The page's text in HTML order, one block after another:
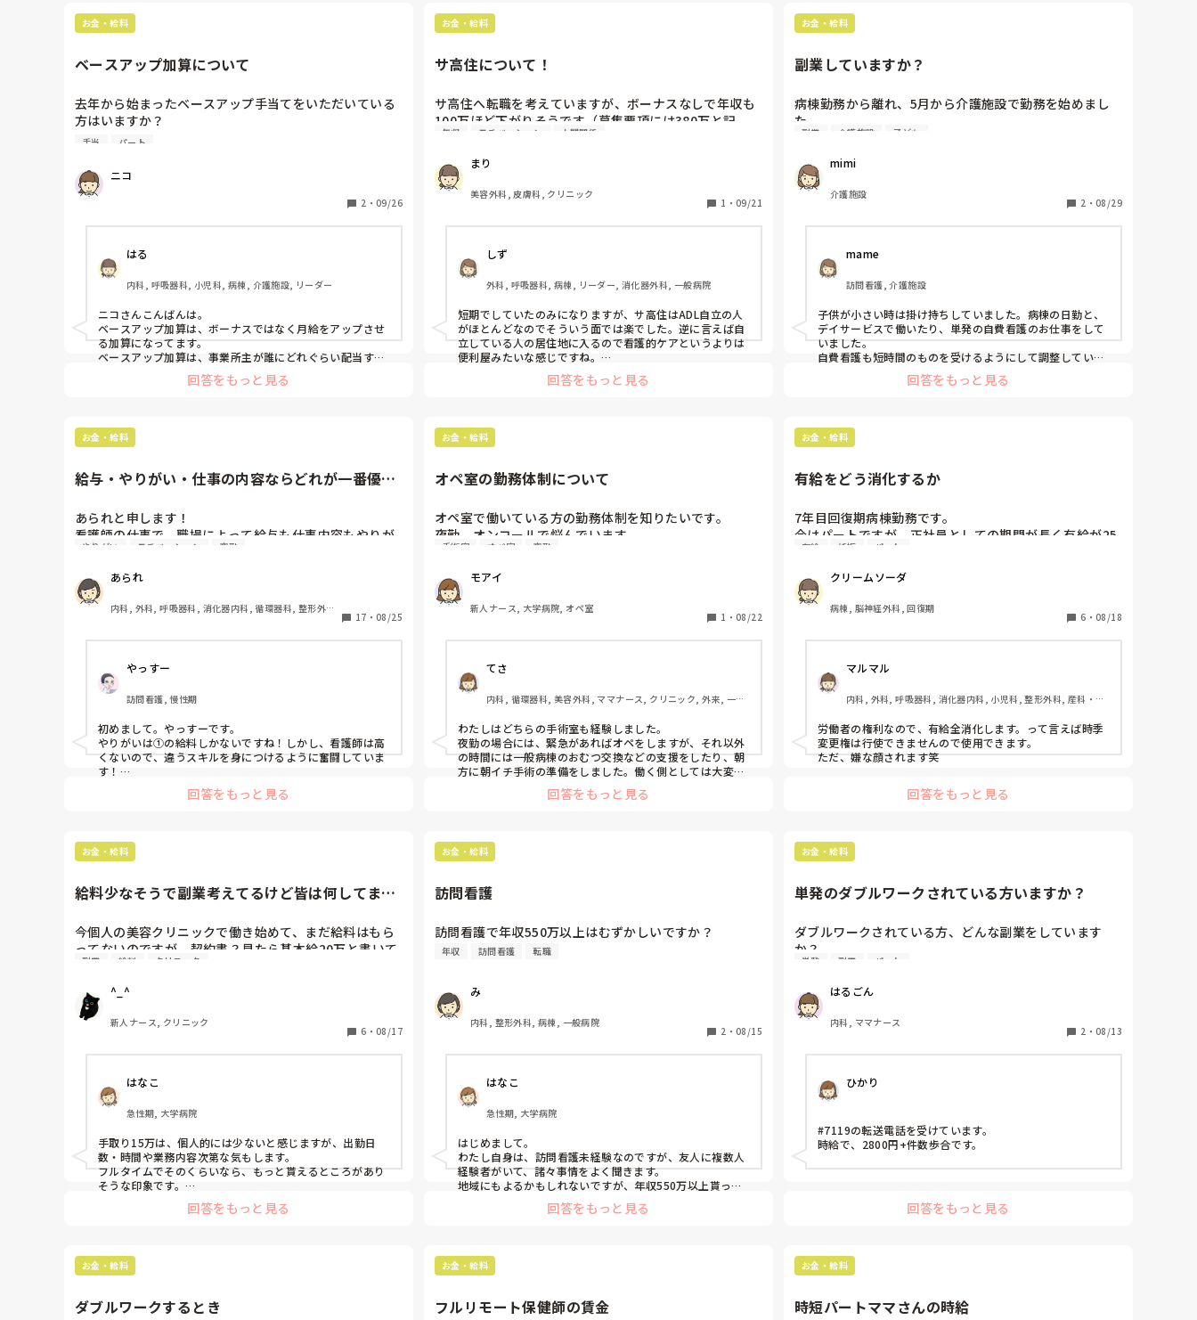
なので再度、契約書を読み直したところ
上記の内容で、正しくはないと思いながらもAIにも
出ました
たしかに、個々の契約だし、准看と正看を通算してとも
書いてないし
准看分を返還してから、正看分の返還開始になるとも記
そういう考えもあるんだな、と思うと同時に
どの解釈が正しいんだろうと、ふと思いました
事務所や看護部長に確認するのが1番とは分かっている
んですが
先日、看護部長との面談の際にそれとなく聞いてみたと
ころ「私たちは分からない」と言われ、どこに確認した
らいいのかと聞いても曖昧に濁され教えてくれませんで
そのような中で事務所に直接問い合わせて、不利益が出
ても嫌なので、一旦色んな方にお話を聞けたらと思いま
した
むしろ看護部長、師長に聞く方が御礼奉公終わったら辞め
るつもりな感じがして微妙かと。
能性もあります。
契約元の事務方に契約書持参してきいて下さい。もし途中
て確認して可能なら書面で返答をいただいて下さい。
大事な事です。管轄が違うので確かめた事について同僚や
上司がしる事もないと思います。
お金・給料
ベースアップ加算について
去年から始まったベースアップ手当てをいただいている
方はいますか？
あった手当ては今年度2000円に減りました。
それと引き換えに事務さんの手当ては去年1000円、今年
正職員もパートも同じ額という悲しい感じです。
手当 パート
ニコ
2 ・ 09/26
はる
内科, 呼吸器科, 小児科, 病棟, 介護施設, リーダー
ニコさんこんばんは。
ベースアップ加算は、ボーナスではなく月給をアップさせ
る加算になってます。
ベースアップ加算は、事業所主が誰にどれぐらい配当する
か決めていきますので、4,000円だったのが2,000円に減
った背景を事業所主にお尋ねになっても良いと思います。
わったとか、去年と同じ様にして分けているが、看護師の
数が10人から15人に増えたから配当額が減ったとか、去年
配当していくなど、制度は一緒ですが誰にどのくらい配当
するかは事業所によって考え方が変わりますので、勤務先
回答をもっと見る
お金・給料
サ高住について！
サ高住へ転職を考えていますが、ボーナスなしで年収も
100万ほど下がりそうです（募集要項には380万と記
載）。
足度が知りたいです。
収入面、仕事の内容、どちらでも教えてください🙇‍♀️
年収 モチベーション 人間関係
まり
美容外科, 皮膚科, クリニック
1 ・ 09/21
しず
外科, 呼吸器科, 病棟, リーダー, 消化器外科, 一般病院
短期でしていたのみになりますが、サ高住はADL自立の人
がほとんどなのでそういう面では楽でした。逆に言えば自
立している人の居住地に入るので看護的ケアというよりは
便利屋みたいな感じですね。
給料面でしたら介護度高くはなりますが、入居料が高い有
料老人ホームが給料も高く利用者層もいいのでおすすめで
回答をもっと見る
お金・給料
副業していますか？
病棟勤務から離れ、5月から介護施設で勤務を始めまし
た。
子育て中ということもあり、日勤のみです。
をしながら副業されている方おられますか？
どういう副業をされているのか教えていただきたいで
副業 介護施設 子ども
mimi
介護施設
2 ・ 08/29
mame
訪問看護, 介護施設
子供が小さい時は掛け持ちしていました。病棟の日勤と、
デイサービスで働いたり、単発の自費看護のお仕事をして
いました。
自費看護も短時間のものを受けるようにして調整していま
なかなか良い経験になりましたよ。
回答をもっと見る
お金・給料
給与・やりがい・仕事の内容ならどれが一番優先
あられと申します！
看護師の仕事で、職場によって給与も仕事内容もやりが
いも違うと思いますが、皆さんの一番の優先は何です
①給与②やりがい③仕事の内容④その他
バランスが大事だと思うのですが、これが一番！という
のを教えてください。
やりがい モチベーション 夜勤
あられ
内科, 外科, 呼吸器科, 消化器内科, 循環器科, 整形外科,
終末期, 検診・健診
17 ・ 08/25
やっすー
訪問看護, 慢性期
初めまして。やっすーです。
やりがいは①の給料しかないですね！しかし、看護師は高
くないので、違うスキルを身につけるように奮闘していま
す！
色々な考え方があると思います！
回答をもっと見る
お金・給料
オペ室の勤務体制について
オペ室で働いている方の勤務体制を知りたいです。
夜勤、オンコールで悩んでいます。
夜勤の方は大変だけど、休みが確立しているところに魅
たらあったりするので悩んでいます。
手術室 オペ室 夜勤
モアイ
新人ナース, 大学病院, オペ室
1 ・ 08/22
てさ
内科, 循環器科, 美容外科, ママナース, クリニック, 外来, 一般
わたしはどちらの手術室も経験しました。
夜勤の場合には、緊急があればオペをしますが、それ以外
の時間には一般病棟のおむつ交換などの支援をしたり、朝
方に朝イチ手術の準備をしました。働く側としては大変で
したが、日勤になったときにはありがたいの一言でした。
オンコールは、呼ばれるかどうかのか緊張感はいつまでも
思いました。
回答をもっと見る
お金・給料
有給をどう消化するか
7年目回復期病棟勤務です。
今はパートですが、正社員としての期間が長く有給が25
日以上あります。
週に4回の勤務なので公休も週3回とかなりあります。
有給は月に1回ペースで消化しています。
年間でこの日は有休を取ろうと見通しを立てています
が、年度末までに10日ぐらいしか取らないことになりま
そうなると15日ほど余り、来年度は20日付与されるとな
ると全部で35日になってしまいます。
31歳で今後妊娠をする可能性があるのでそのタイミング
での退職となりそうですが退職時に20日間有給消化は現
有給 妊娠 パート
クリームソーダ
病棟, 脳神経外科, 回復期
6 ・ 08/18
マルマル
内科, 外科, 呼吸器科, 消化器内科, 小児科, 整形外科, 産科・婦
期, 超急性期, ICU, CCU, HCU, プリセプター, 病棟, リーダー,
神経内科, 脳神経外科, GCU, 消化器外科, 一般病院, 大学病院,
慢性期, 終末期, オペ室
労働者の権利なので、有給全消化します。って言えば時季
変更権は行使できませんので使用できます。
ただ、嫌な顔されます笑
回答をもっと見る
お金・給料
給料少なそうで副業考えてるけど皆は何してます
今個人の美容クリニックで働き始めて、まだ給料はもら
ってないのですが、契約書？見たら基本給20万と書いて
ました。
万まだ下がってるので驚きました。
基本給20万だと多分手取り15万ほどですよね。
少ないなと感じてるので、副業を考えてるのですが副業
してる方でなにされてますか？
教えてほしいです。
（同じ美容クリニック以外なら副業可）
あと、今のクリニックはキャンペーンだったりとかする
のですが、お客様の数が増えたりすればするほど給料も
上がるものなんですかね。
水曜日も休みになったのはどんな理由でそうなったのか
料少ないから悩みどころではあるよね、好きなことで楽
しくて勤めやすいところで働いてるからもやもやする〜
ちなみに、手取り15万ほどは皆さん的には少ないです
副業 給料 クリニック
^_^
新人ナース, クリニック
6 ・ 08/17
はなこ
急性期, 大学病院
手取り15万は、個人的には少ないと感じますが、出勤日
数・時間や業務内容次第な気もします。
フルタイムでそのくらいなら、もっと貰えるところがあり
そうな印象です。
副業ですが、インスタで美容医療を発信して、収益を得て
が。
有料記事にすれば、少しずつでもお金になります。
回答をもっと見る
お金・給料
訪問看護
訪問看護で年収550万以上はむずかしいですか？
年収 訪問看護 転職
み
内科, 整形外科, 病棟, 一般病院
2 ・ 08/15
はなこ
急性期, 大学病院
はじめまして。
わたし自身は、訪問看護未経験なのですが、友人に複数人
経験者がいて、諸々事情をよく聞きます。
地域にもよるかもしれないですが、年収550万以上貰って
る友人、複数いますよ！
オンコールがあったり、責任者やったり、件数こなすため
基本給に加えて、訪問した件数でインセンティブがつく場
所なら、やった分だけお金につながるのて、それをモチベ
回答をもっと見る
お金・給料
単発のダブルワークされている方いますか？
ダブルワークされている方、どんな副業をしています
か？
現在はパート勤務ですが後2.3万くらい欲しいな〜と考え
だきたいです。
単発 副業 パート
はるごん
内科, ママナース
2 ・ 08/13
ひかり
#7119の転送電話を受けています。
時給で、2800円+件数歩合です。
回答をもっと見る
お金・給料
ダブルワークするとき
お金・給料
フルリモート保健師の賃金
お金・給料
時短パートママさんの時給